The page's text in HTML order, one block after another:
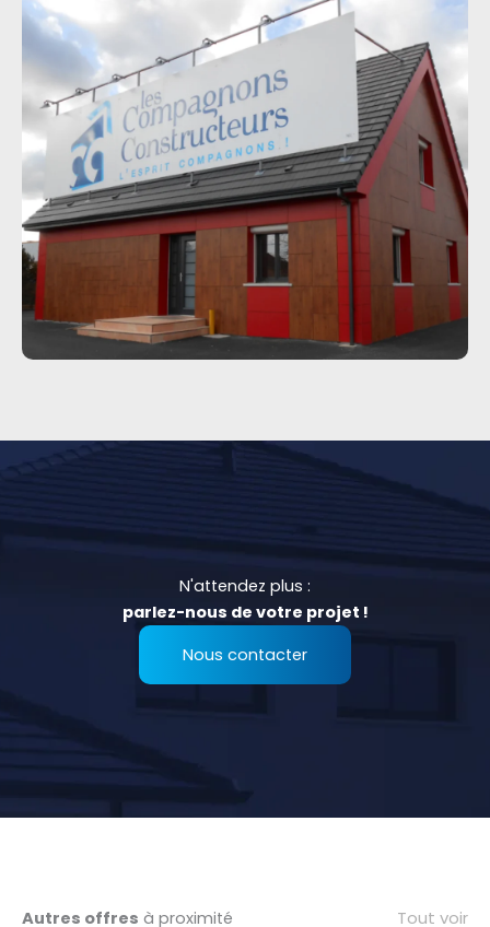
N'attendez plus :
parlez-nous de votre projet !
Nous contacter
Autres offres à proximité Tout voir